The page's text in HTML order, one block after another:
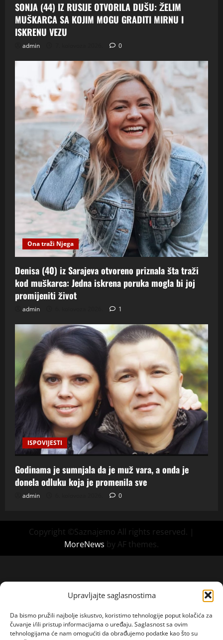
Upravljajte saglasnostima
Da bismo pružili najbolje iskustvo, koristimo tehnologije poput kolačića za
čuvanje i/ili pristup informacijama o uređaju. Saglasnost sa ovim
tehnologijama će nam omogućiti da obrađujemo podatke kao što su
SONJA (44) IZ RUSIJE OTVORILA DUŠU: ŽELIM
MUŠKARCA SA KOJIM MOGU GRADITI MIRNU I
ISKRENU VEZU
admin 0
Ona traži Njega
Denisa (40) iz Sarajeva otvoreno priznala šta traži
kod muškarca: Jedna iskrena poruka mogla bi joj
promijeniti život
admin 1
ISPOVIJESTI
Godinama je sumnjala da je muž vara, a onda je
donela odluku koja je promenila sve
admin 0
Copyright ©Saznajemo All rights reserved. |
MoreNews by AF themes.